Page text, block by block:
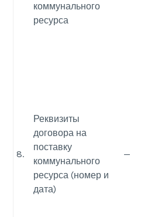
коммунального
ресурса
8.
Реквизиты
договора на
поставку
коммунального
ресурса (номер и
дата)
—